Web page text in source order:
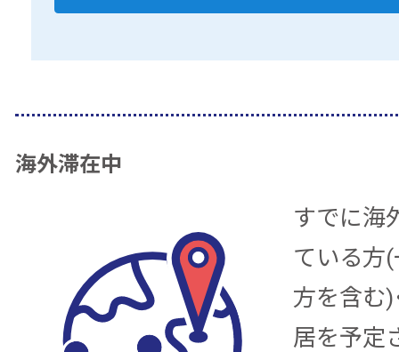
海外滞在中
すでに海
ている方
方を含む)
居を予定